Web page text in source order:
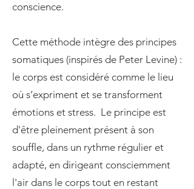
conscience.
Cette méthode intègre des principes
somatiques (inspirés de Peter Levine) :
le corps est considéré comme le lieu
où s’expriment et se transforment
émotions et stress. Le principe est
d'être pleinement présent à son
souffle, dans un rythme régulier et
adapté, en dirigeant consciemment
l'air dans le corps tout en restant